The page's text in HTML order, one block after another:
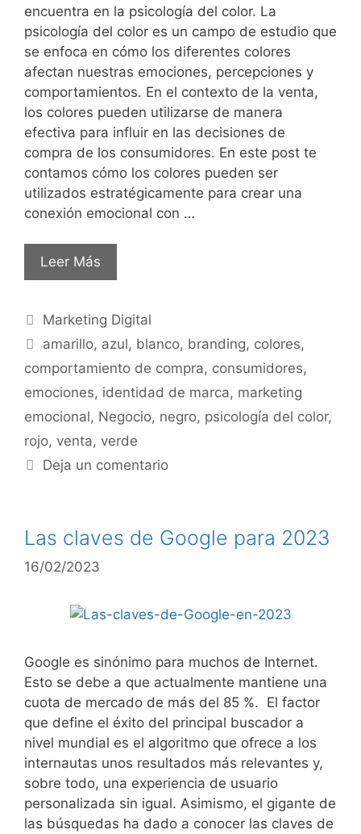
encuentra en la psicología del color. La
psicología del color es un campo de estudio que
se enfoca en cómo los diferentes colores
afectan nuestras emociones, percepciones y
comportamientos. En el contexto de la venta,
los colores pueden utilizarse de manera
efectiva para influir en las decisiones de
compra de los consumidores. En este post te
contamos cómo los colores pueden ser
utilizados estratégicamente para crear una
conexión emocional con …
Leer Más
Marketing Digital
amarillo, azul, blanco, branding, colores,
comportamiento de compra, consumidores,
emociones, identidad de marca, marketing
emocional, Negocio, negro, psicología del color,
rojo, venta, verde
Deja un comentario
Las claves de Google para 2023
16/02/2023
Google es sinónimo para muchos de Internet.
Esto se debe a que actualmente mantiene una
cuota de mercado de más del 85 %. El factor
que define el éxito del principal buscador a
nivel mundial es el algoritmo que ofrece a los
internautas unos resultados más relevantes y,
sobre todo, una experiencia de usuario
personalizada sin igual. Asimismo, el gigante de
las búsquedas ha dado a conocer las claves de